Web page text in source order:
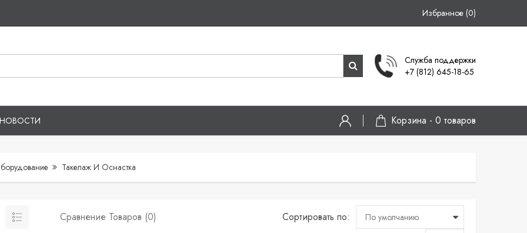
Избранное (0)
Служба поддержки
+7 (812) 645-18-65
НОВОСТИ Корзина - 0 товаров
Такелаж И Оснастка
Сравнение Товаров (0)
Сортировать по: